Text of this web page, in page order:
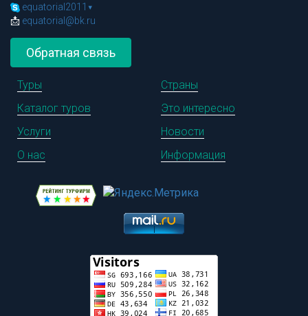
equatorial2011 ▾
📩 equatorial@bk.ru
Обратная связь
Туры
Страны
Каталог туров
Это интересно
Услуги
Новости
О нас
Информация